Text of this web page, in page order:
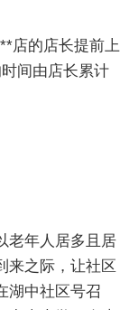
的店长提前上
间由店长累计
年人居多且居
来之际，让社区
湖中社区号召